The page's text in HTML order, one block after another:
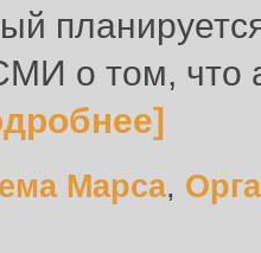
о том, что
Марса,